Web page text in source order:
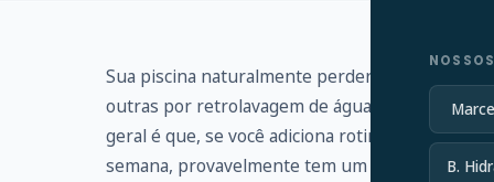
B.
Sua piscina naturalmente perderá um pouco
outras por retrolavagem de águas residuais.
geral é que, se você adiciona rotineiramente
semana, provavelmente tem um vazamento